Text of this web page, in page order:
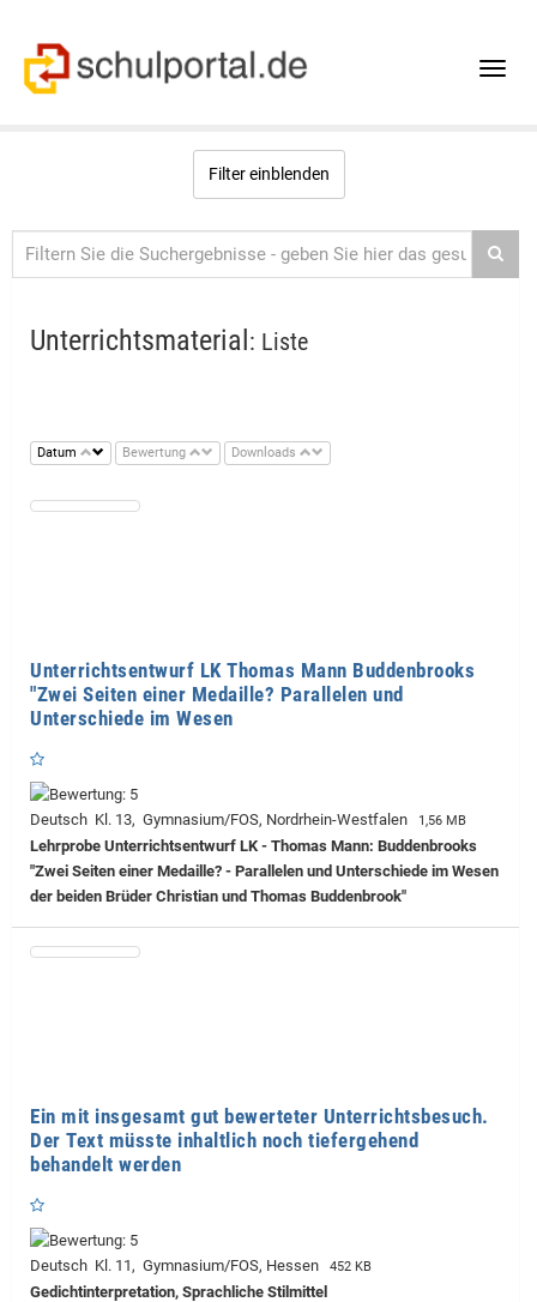
Toggle
Filter einblenden
Unterrichtsmaterial : Liste
Datum Bewertung Downloads
Unterrichtsentwurf LK Thomas Mann Buddenbrooks
"Zwei Seiten einer Medaille? Parallelen und
Unterschiede im Wesen
Deutsch Kl. 13, Gymnasium/FOS, Nordrhein-Westfalen 1,56 MB
Lehrprobe Unterrichtsentwurf LK - Thomas Mann: Buddenbrooks
"Zwei Seiten einer Medaille? - Parallelen und Unterschiede im Wesen
der beiden Brüder Christian und Thomas Buddenbrook"
Ein mit insgesamt gut bewerteter Unterrichtsbesuch.
Der Text müsste inhaltlich noch tiefergehend
behandelt werden
Deutsch Kl. 11, Gymnasium/FOS, Hessen 452 KB
Gedichtinterpretation, Sprachliche Stilmittel